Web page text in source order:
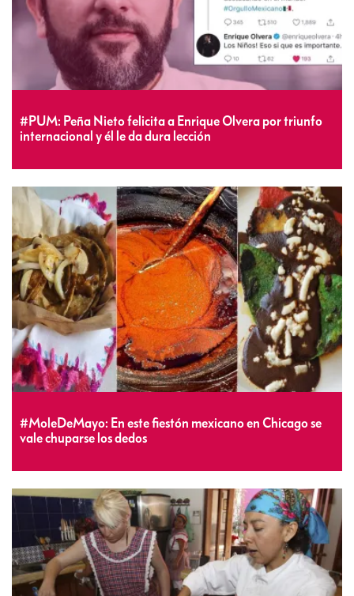
#PUM: Peña Nieto felicita a Enrique Olvera por triunfo
internacional y él le da dura lección
#MoleDeMayo: En este fiestón mexicano en Chicago se
vale chuparse los dedos